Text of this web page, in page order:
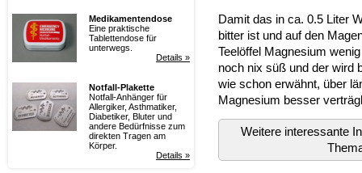
Medikamentendose
Eine praktische
Tablettendose für
unterwegs.
Details »
Notfall-Plakette
Notfall-Anhänger für
Allergiker, Asthmatiker,
Diabetiker, Bluter und
andere Bedürfnisse zum
direkten Tragen am
Körper.
Details »
Damit das in ca. 0.5 Liter
bitter ist und auf den
Teelöffel Magnesium
noch nix süß und der wird
wie schon erwähnt, über
Magnesium besser
Weitere interessante